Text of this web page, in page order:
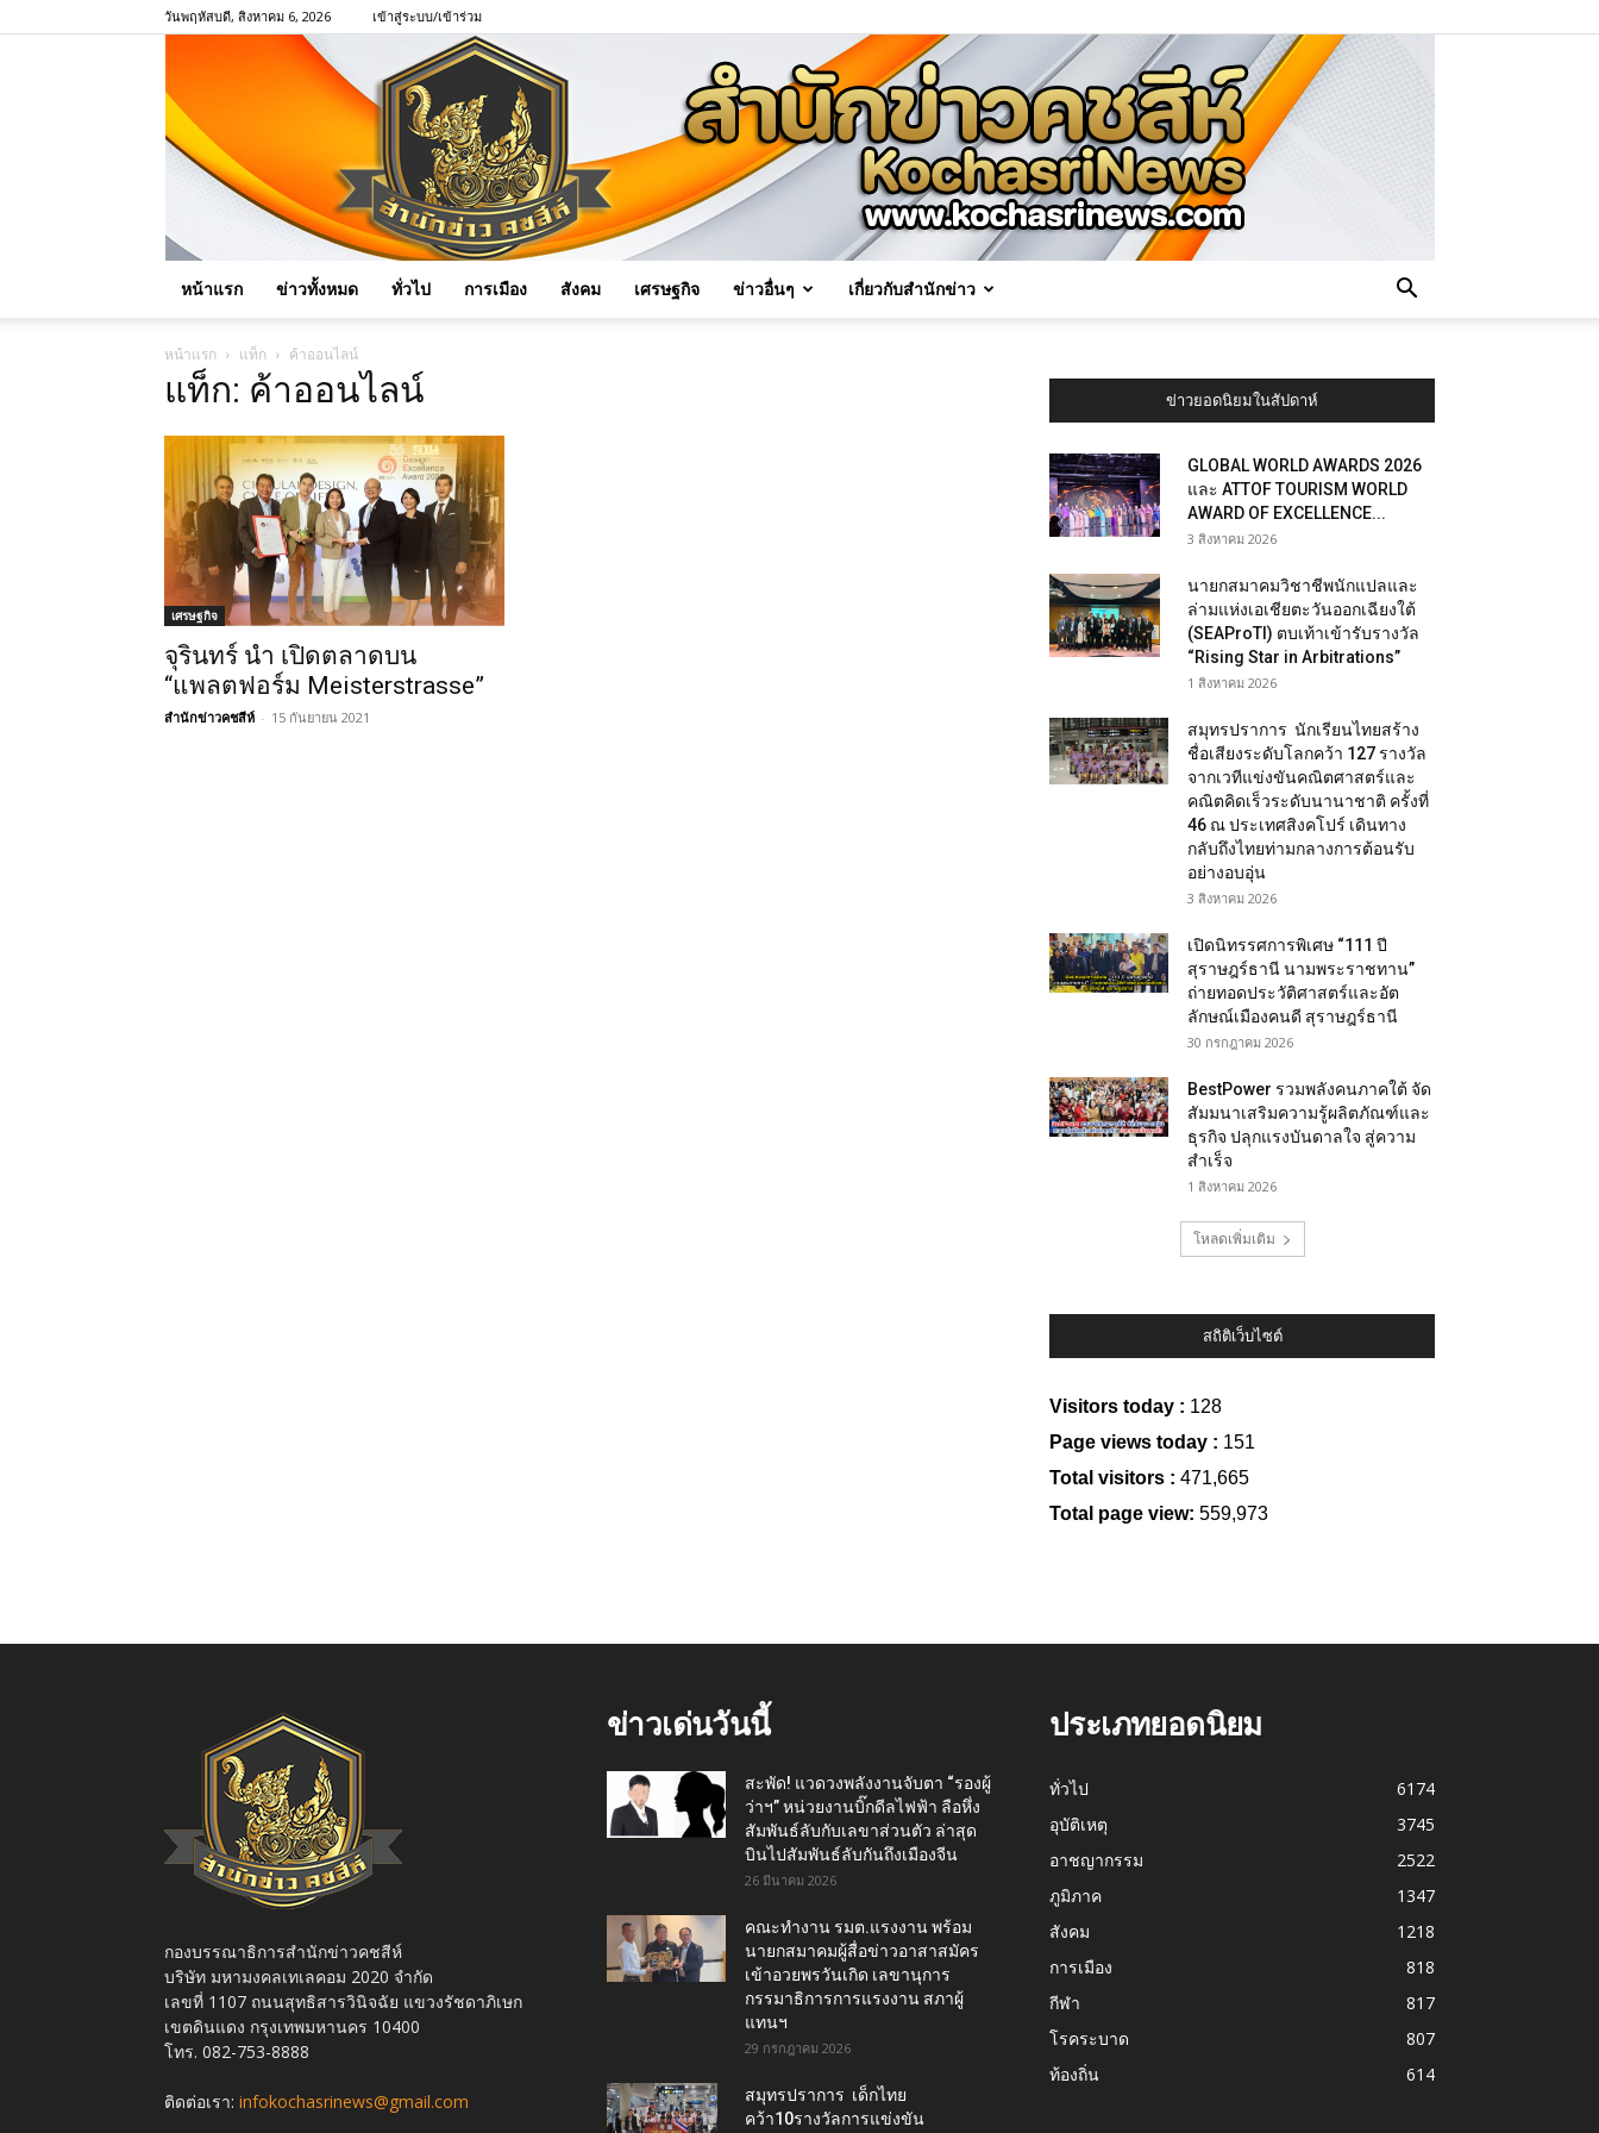
วันพฤหัสบดี, สิงหาคม 6, 2026 เข้าสู่ระบบ/เข้าร่วม
หน้าแรก ข่าวทั้งหมด ทั่วไป การเมือง สังคม เศรษฐกิจ ข่าวอื่นๆ เกี่ยวกับสำนักข่าว
หน้าแรก แท็ก ค้าออนไลน์
แท็ก: ค้าออนไลน์
เศรษฐกิจ
จุรินทร์ นำ เปิดตลาดบน
“แพลตฟอร์ม Meisterstrasse”
สำนักข่าวคชสีห์ - 15 กันยายน 2021
ข่าวยอดนิยมในสัปดาห์
GLOBAL WORLD AWARDS 2026
และ ATTOF TOURISM WORLD
AWARD OF EXCELLENCE...
3 สิงหาคม 2026
นายกสมาคมวิชาชีพนักแปลและ
ล่ามแห่งเอเชียตะวันออกเฉียงใต้
(SEAProTI) ตบเท้าเข้ารับรางวัล
“Rising Star in Arbitrations”
1 สิงหาคม 2026
สมุทรปราการ นักเรียนไทยสร้าง
ชื่อเสียงระดับโลกคว้า 127 รางวัล
จากเวทีแข่งขันคณิตศาสตร์และ
คณิตคิดเร็วระดับนานาชาติ ครั้งที่
46 ณ ประเทศสิงคโปร์ เดินทาง
กลับถึงไทยท่ามกลางการต้อนรับ
อย่างอบอุ่น
3 สิงหาคม 2026
เปิดนิทรรศการพิเศษ “111 ปี
สุราษฎร์ธานี นามพระราชทาน”
ถ่ายทอดประวัติศาสตร์และอัต
ลักษณ์เมืองคนดี สุราษฎร์ธานี
30 กรกฎาคม 2026
BestPower รวมพลังคนภาคใต้ จัด
สัมมนาเสริมความรู้ผลิตภัณฑ์และ
ธุรกิจ ปลุกแรงบันดาลใจ สู่ความ
สำเร็จ
1 สิงหาคม 2026
โหลดเพิ่มเติม
สถิติเว็บไซต์
Visitors today : 128
Page views today : 151
Total visitors : 471,665
Total page view: 559,973
กองบรรณาธิการสำนักข่าวคชสีห์
บริษัท มหามงคลเทเลคอม 2020 จำกัด
เลขที่ 1107 ถนนสุทธิสารวินิจฉัย แขวงรัชดาภิเษก
เขตดินแดง กรุงเทพมหานคร 10400
โทร. 082-753-8888
ติดต่อเรา: infokochasrinews@gmail.com
ข่าวเด่นวันนี้
สะพัด! แวดวงพลังงานจับตา “รองผู้
ว่าฯ” หน่วยงานบิ๊กดีลไฟฟ้า ลือหึ่ง
สัมพันธ์ลับกับเลขาส่วนตัว ล่าสุด
บินไปสัมพันธ์ลับกันถึงเมืองจีน
26 มีนาคม 2026
คณะทำงาน รมต.แรงงาน พร้อม
นายกสมาคมผู้สื่อข่าวอาสาสมัคร
เข้าอวยพรวันเกิด เลขานุการ
กรรมาธิการการแรงงาน สภาผู้
แทนฯ
29 กรกฎาคม 2026
สมุทรปราการ เด็กไทย
คว้า10รางวัลการแข่งขัน
ประเภทยอดนิยม
ทั่วไป
6174
อุบัติเหตุ
3745
อาชญากรรม
2522
ภูมิภาค
1347
สังคม
1218
การเมือง
818
กีฬา
817
โรคระบาด
807
ท้องถิ่น
614